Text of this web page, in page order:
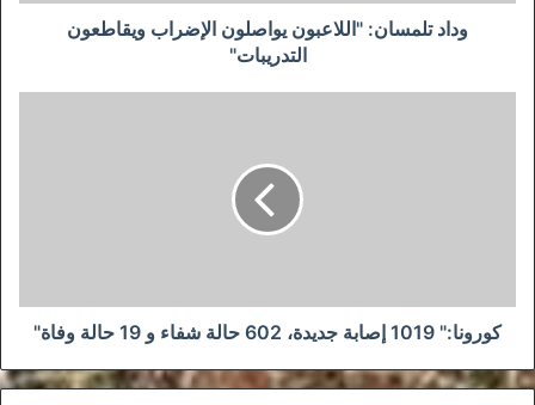
وداد تلمسان: "اللاعبون يواصلون الإضراب ويقاطعون
التدريبات"
19
حالةكورونا:" 1019 إصابة جديدة، 602 حالة شفاء و 19 حالة وفاة"